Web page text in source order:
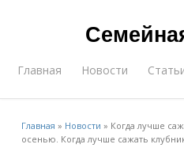
Главная Новости
Главная » Новости » Когда лучше
осенью. Когда лучше сажать